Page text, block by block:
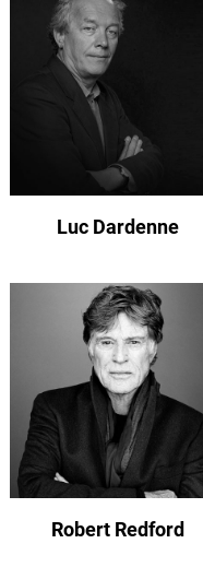
Luc Dardenne
Robert Redford